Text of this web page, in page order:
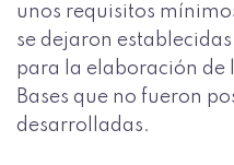
unos requisitos
se dejaron
para la elaboración de
Bases que no fueron
desarrolladas.